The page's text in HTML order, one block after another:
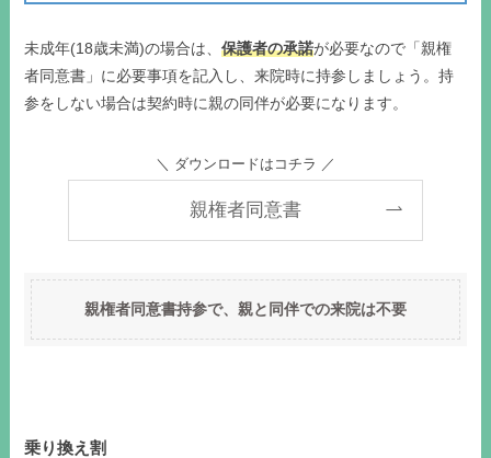
未成年(18歳未満)の場合は、保護者の承諾が必要なので「親権
者同意書」に必要事項を記入し、来院時に持参しましょう。持
参をしない場合は契約時に親の同伴が必要になります。
＼ ダウンロードはコチラ ／
親権者同意書
親権者同意書持参で、親と同伴での来院は不要
乗り換え割